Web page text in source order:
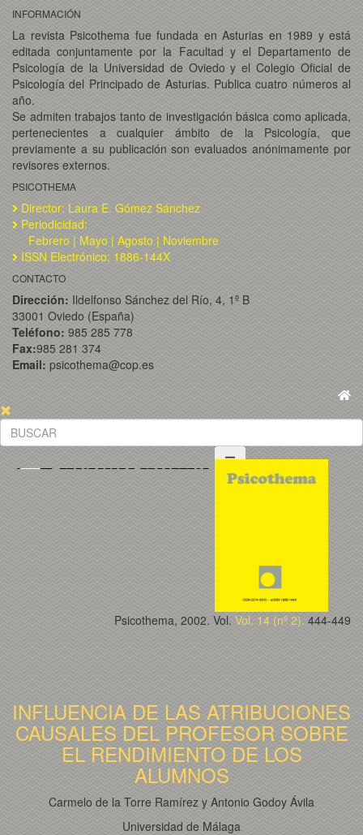
INFORMACIÓN
La revista Psicothema fue fundada en Asturias en 1989 y está
editada conjuntamente por la Facultad y el Departamento de
Psicología de la Universidad de Oviedo y el Colegio Oficial de
Psicología del Principado de Asturias. Publica cuatro números al
año.
Se admiten trabajos tanto de investigación básica como aplicada,
pertenecientes a cualquier ámbito de la Psicología, que
previamente a su publicación son evaluados anónimamente por
revisores externos.
PSICOTHEMA
Director: Laura E. Gómez Sánchez
Periodicidad:
Febrero | Mayo | Agosto | Noviembre
ISSN Electrónico: 1886-144X
CONTACTO
Dirección: Ildelfonso Sánchez del Río, 4, 1º B
33001 Oviedo (España)
Teléfono: 985 285 778
Fax:985 281 374
Email: psicothema@cop.es
Psicothema, 2002. Vol. Vol. 14 (nº 2). 444-449
INFLUENCIA DE LAS ATRIBUCIONES
CAUSALES DEL PROFESOR SOBRE
EL RENDIMIENTO DE LOS
ALUMNOS
Carmelo de la Torre Ramírez y Antonio Godoy Ávila
Universidad de Málaga